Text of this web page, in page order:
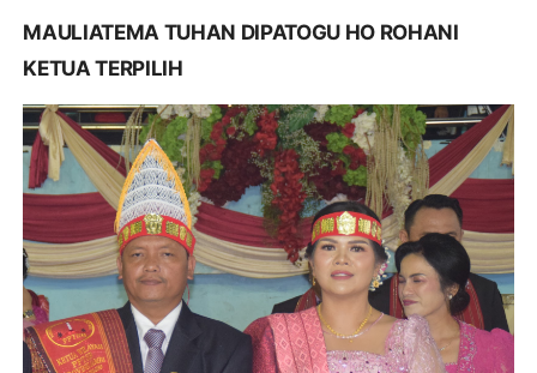
MAULIATEMA TUHAN DIPATOGU HO ROHANI
KETUA TERPILIH